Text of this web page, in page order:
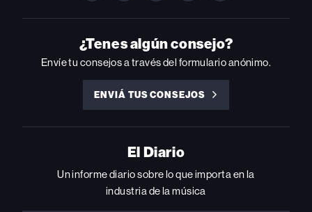
ON
INSTAGRAM
ON
YOUTUBE
ON
YOUTUBE
ON
ON
FACEBOOK
¿Tenes algún consejo?
Envíe tu consejos a través del formulario anónimo.
ENVIÁ TUS CONSEJOS
ENVIÁ
TUS
CONSEJOS
El Diario
Un informe diario sobre lo que importa en la
industria de la música